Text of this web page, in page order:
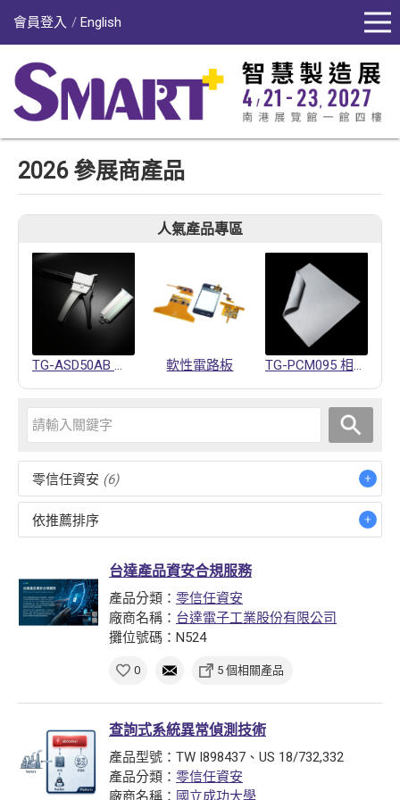
會員登入 English
2026 參展商產品
人氣產品專區
軟性電路板
零信任資安 (6)
依推薦排序
台達產品資安合規服務
產品分類： 零信任資安
廠商名稱： 台達電子工業股份有限公司
攤位號碼：N524
0 5 個相關產品
查詢式系統異常偵測技術
產品型號：TW I898437、US 18/732,332
產品分類： 零信任資安
廠商名稱： 國立成功大學